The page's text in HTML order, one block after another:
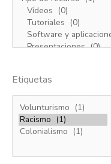
Etiquetas